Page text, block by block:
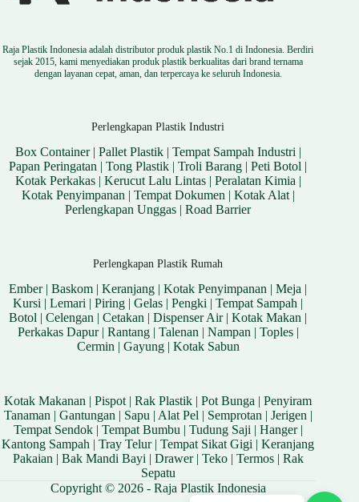
Raja Plastik Indonesia adalah distributor produk plastik No.1 di Indonesia. Berdiri
sejak 2015, kami menyediakan produk plastik berkualitas dari brand ternama
dengan layanan cepat, aman, dan terpercaya ke seluruh Indonesia.
Perlengkapan Plastik Industri
Box Container| Pallet Plastik| Tempat Sampah Industri |
Papan Peringatan |Tong Plastik |Troli Barang |Peti Botol |
Kotak Perkakas| Kerucut Lalu Lintas| Peralatan Kimia |
Kotak Penyimpanan | Tempat Dokumen | Kotak Alat|
Perlengkapan Unggas |Road Barrier
Perlengkapan Plastik Rumah
Ember|Baskom |Keranjang |Kotak Penyimpanan |Meja |
Kursi |Lemari |Piring |Gelas |Pengki |Tempat Sampah |
Botol |Celengan |Cetakan |Dispenser Air|Kotak Makan |
Perkakas Dapur| Rantang| Talenan| Nampan| Toples|
Cermin| Gayung| Kotak Sabun
Kotak Makanan |Pispot|Rak Plastik |Pot Bunga |Penyiram
Tanaman| Gantungan| Sapu| Alat Pel| Semprotan| Jerigen|
Tempat Sendok| Tempat Bumbu| Tudung Saji| Hanger|
Kantong Sampah |Tray Telur|Tempat Sikat Gigi |Keranjang
Pakaian| Bak Mandi Bayi| Drawer| Teko| Termos| Rak
Sepatu
Copyright © 2026 - Raja Plastik Indonesia